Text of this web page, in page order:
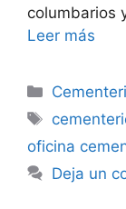
columbarios
Leer más
Etiquetas
oficina
Deja un